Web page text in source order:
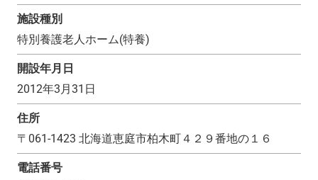
施設種別
特別養護老人ホーム(特養)
開設年月日
2012年3月31日
住所
〒 061-1423 北海道恵庭市柏木町４２９番地の１６
電話番号